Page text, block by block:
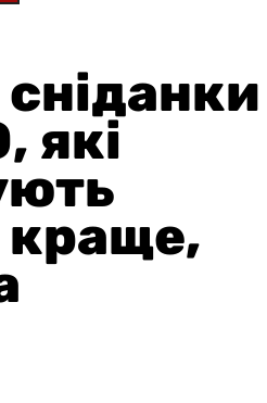
які
краще,